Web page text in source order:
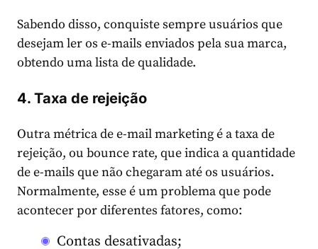
Sabendo disso, conquiste sempre usuários que
desejam ler os e-mails enviados pela sua marca,
obtendo uma lista de qualidade.
4. Taxa de rejeição
Outra métrica de e-mail marketing é a taxa de
rejeição, ou bounce rate, que indica a quantidade
de e-mails que não chegaram até os usuários.
Normalmente, esse é um problema que pode
acontecer por diferentes fatores, como:
Contas desativadas;